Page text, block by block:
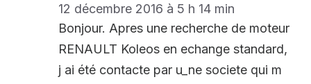
12 décembre 2016 à 5 h 14 min
Bonjour. Apres une recherche de moteur
RENAULT Koleos en echange standard,
j ai été contacte par u_ne societe qui m